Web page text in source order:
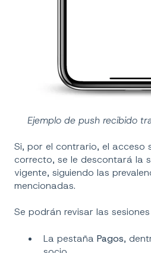
Ejemplo de push recibido
Si, por el contrario, el acceso
correcto, se le descontará la
vigente, siguiendo las
mencionadas.
Se podrán revisar las
La pestaña Pagos,